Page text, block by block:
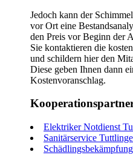
Jedoch kann der
vor Ort eine
den Preis vor Beginn der
Sie kontaktieren die
und schildern hier den
Diese geben Ihnen dann
Kostenvoranschlag.
Elektriker Notdienst
Sanitärservice